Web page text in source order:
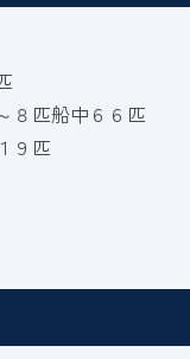
８匹船中６６匹
９匹